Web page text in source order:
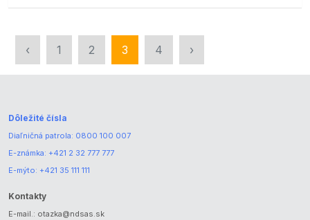
‹ 1 2 3 4 ›
Dôležité čísla
Diaľničná patrola: 0800 100 007
E-známka: +421 2 32 777 777
E-mýto: +421 35 111 111
Kontakty
E-mail.: otazka@ndsas.sk